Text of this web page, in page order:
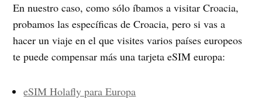
En nuestro caso, como sólo íbamos a visitar Croacia,
probamos las específicas de Croacia, pero si vas a
hacer un viaje en el que visites varios países europeos
te puede compensar más una tarjeta eSIM europa:
eSIM Holafly para Europa